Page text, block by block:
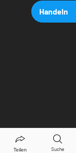
Handeln